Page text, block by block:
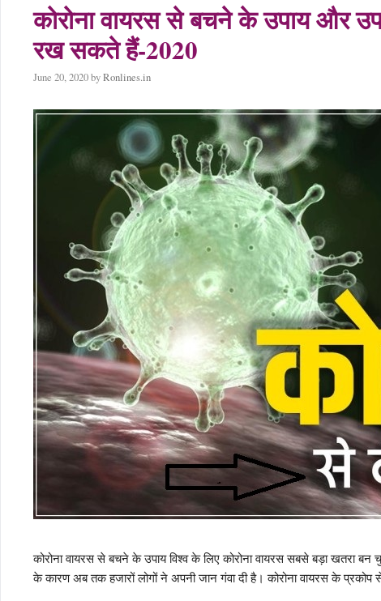
कोरोना वायरस से बचने के उपाय और
रख सकते हैं-2020
June 20, 2020byRonlines.in
कोरोना वायरस से बचने के उपाय विश्व के लिए कोरोना वायरस सबसे बड़ा खतरा
के कारण अब तक हजारों लोगों ने अपनी जान गंवा दी है। कोरोना वायरस के